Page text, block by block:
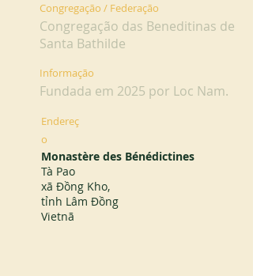
Congregação / Federação
Congregação das Beneditinas de
Santa Bathilde
Informação
Fundada em 2025 por Loc Nam.
Endereç
o
Monastère des Bénédictines
Tà Pao
xã Đồng Kho,
tỉnh Lâm Đồng
Vietnã